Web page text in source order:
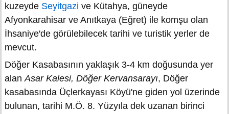
kuzeyde Seyitgazi ve Kütahya, güneyde
Afyonkarahisar ve Anıtkaya (Eğret) ile komşu olan
İhsaniye'de görülebilecek tarihi ve turistik yerler de
mevcut.
Döğer Kasabasının yaklaşık 3-4 km doğusunda yer
alanAsar Kalesi, Döğer Kervansarayı, Döğer
kasabasında Üçlerkayası Köyü'ne giden yol üzerinde
bulunan, tarihi M.Ö. 8. Yüzyıla dek uzanan birinci